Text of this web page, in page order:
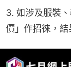
3. 如涉及服裝
價」作招徠，結